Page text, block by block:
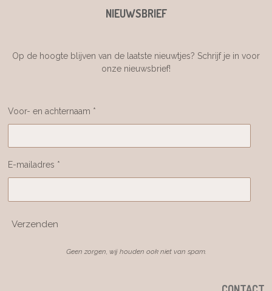
NIEUWSBRIEF
Op de hoogte blijven van de laatste nieuwtjes? Schrijf je in voor
onze nieuwsbrief!
Voor- en achternaam *
E-mailadres *
Verzenden
Geen zorgen, wij houden ook niet van spam.